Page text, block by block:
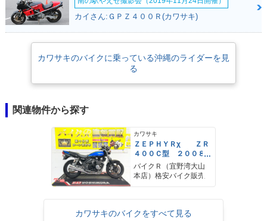
カイさん:ＧＰＺ４００Ｒ(カワサキ)
カワサキのバイクに乗っている沖縄のライダーを見
る
関連物件から探す
カワサキ
ＺＥＰＨＹＲχ ＺＲ
４００Ｃ型 ２００８
年モデル 社外ハンド
ルブレース ＵＳＢポ
ート
バイクＲ（宜野湾大山
本店）格安バイク販売
カワサキのバイクをすべて見る